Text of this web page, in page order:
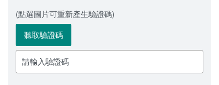
(點選圖片可重新產生驗證碼)
聽取驗證碼